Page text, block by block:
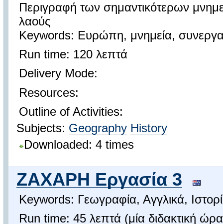
Περιγραφή των σημαντικότερων
λαούς
Keywords: Ευρώπη, μνημεία,
Run time: 120 λεπτά
Delivery Mode:
Resources:
Outline of Activities:
Subjects: Geography History
Downloaded: 4 times
ΖΑΧΑΡΗ Εργασία 3
Keywords: Γεωγραφία, Αγγλικά,
Run time: 45 λεπτά (μία διδακτική